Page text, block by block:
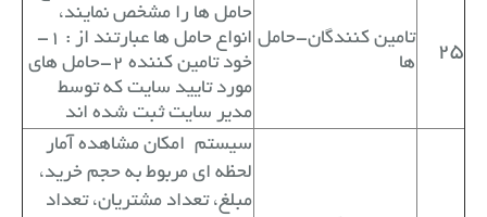
25
تامین کنندگان-حامل
ها
حامل ها را مشخص نمایند،
انواع حامل ها عبارتند از : 1-
خود تامین کننده 2-حامل های
مورد تایید سایت که توسط
مدیر سایت ثبت شده اند
سیستم امکان مشاهده آمار
لحظه ای مربوط به حجم خرید،
مبلغ، تعداد مشتریان، تعداد